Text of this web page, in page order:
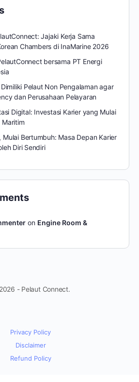
Jajaki Kerja Sama
Chambers di InaMarine 2026
bersama PT Energi
Pelaut Non Pengalaman agar
dan Perusahaan Pelayaran
Digital: Investasi Karier yang Mulai
Maritim
Mulai Bertumbuh: Masa Depan Karier
Diri Sendiri
on Engine Room &
- Pelaut Connect.
Privacy Policy
Disclaimer
Refund Policy